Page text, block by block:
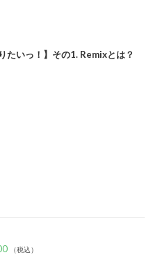
たいっ！】その1. Remixとは？
（税込）